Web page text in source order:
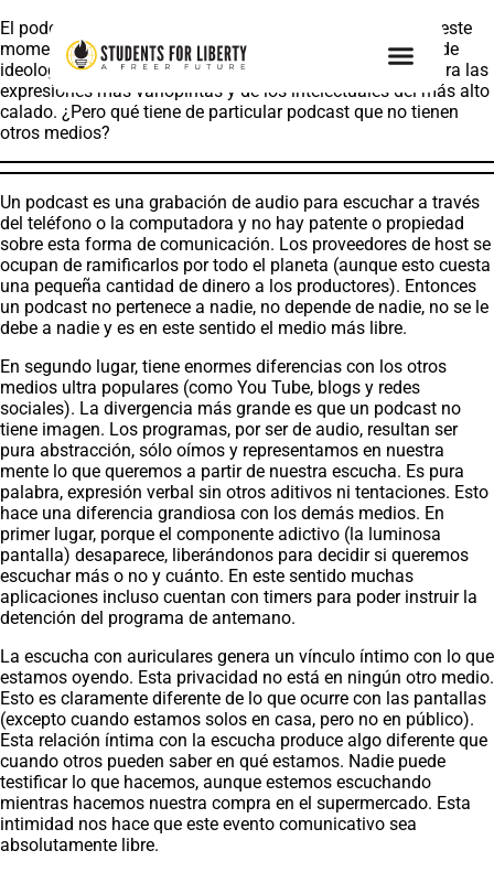
El podcast es uno de los medios más revolucionarios en este
momento. Su amplio espectro de opiniones, de visiones, de
ideologías hacen de él uno de los espacios predilectos para las
expresiones más variopintas y de los intelectuales del más alto
calado. ¿Pero qué tiene de particular podcast que no tienen
otros medios?
Un podcast es una grabación de audio para escuchar a través
del teléfono o la computadora y no hay patente o propiedad
sobre esta forma de comunicación. Los proveedores de host se
ocupan de ramificarlos por todo el planeta (aunque esto cuesta
una pequeña cantidad de dinero a los productores). Entonces
un podcast no pertenece a nadie, no depende de nadie, no se le
debe a nadie y es en este sentido el medio más libre.
En segundo lugar, tiene enormes diferencias con los otros
medios ultra populares (como You Tube, blogs y redes
sociales). La divergencia más grande es que un podcast no
tiene imagen. Los programas, por ser de audio, resultan ser
pura abstracción, sólo oímos y representamos en nuestra
mente lo que queremos a partir de nuestra escucha. Es pura
palabra, expresión verbal sin otros aditivos ni tentaciones. Esto
hace una diferencia grandiosa con los demás medios. En
primer lugar, porque el componente adictivo (la luminosa
pantalla) desaparece, liberándonos para decidir si queremos
escuchar más o no y cuánto. En este sentido muchas
aplicaciones incluso cuentan con timers para poder instruir la
detención del programa de antemano.
La escucha con auriculares genera un vínculo íntimo con lo que
estamos oyendo. Esta privacidad no está en ningún otro medio.
Esto es claramente diferente de lo que ocurre con las pantallas
(excepto cuando estamos solos en casa, pero no en público).
Esta relación íntima con la escucha produce algo diferente que
cuando otros pueden saber en qué estamos. Nadie puede
testificar lo que hacemos, aunque estemos escuchando
mientras hacemos nuestra compra en el supermercado. Esta
intimidad nos hace que este evento comunicativo sea
absolutamente libre.